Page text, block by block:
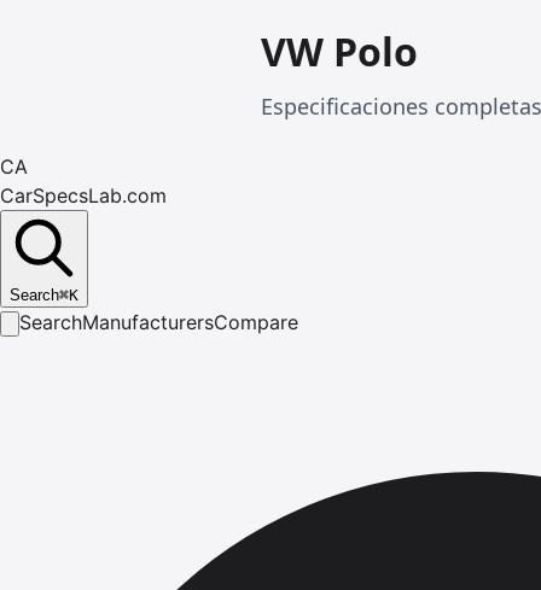
VW Polo
Especificaciones
CA
CarSpecsLab.com
Search⌘K
SearchManufacturersCompare